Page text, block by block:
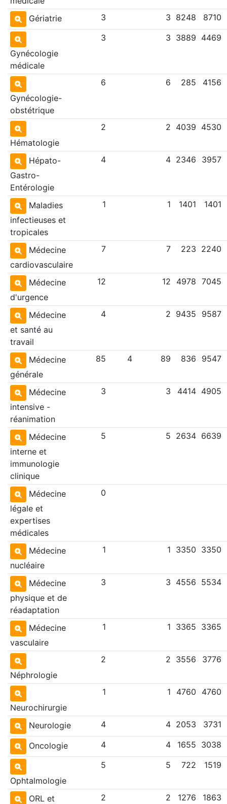
Gériatrie
3 3 8248 8710
Gynécologie
médicale
3 3 3889 4469
Gynécologie-
obstétrique
6 6 285 4156
Hématologie
2 2 4039 4530
Hépato-
Gastro-
Entérologie
4 4 2346 3957
Maladies
infectieuses et
tropicales
1 1 1401 1401
Médecine
cardiovasculaire
7 7 223 2240
Médecine
d'urgence
12 12 4978 7045
Médecine
et santé au
travail
4 2 9435 9587
Médecine
générale
85 4 89 836 9547
Médecine
intensive -
réanimation
3 3 4414 4905
Médecine
interne et
immunologie
clinique
5 5 2634 6639
Médecine
légale et
expertises
médicales
0
Médecine
nucléaire
1 1 3350 3350
Médecine
physique et de
réadaptation
3 3 4556 5534
Médecine
vasculaire
1 1 3365 3365
Néphrologie
2 2 3556 3776
Neurochirurgie
1 1 4760 4760
Neurologie 4 4 2053 3731
Oncologie 4 4 1655 3038
Ophtalmologie
5 5 722 1519
ORL et
2 2 1276 1863